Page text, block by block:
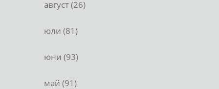
август (26)
юли (81)
юни (93)
май (91)